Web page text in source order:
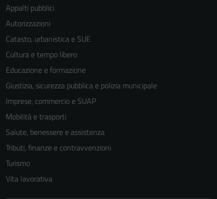
Appalti pubblici
Autorizzazioni
Catasto, urbanistica e SUE
Cultura e tempo libero
Educazione e formazione
Giustizia, sicurezza pubblica e polizia municipale
Imprese, commercio e SUAP
Mobilità e trasporti
Salute, benessere e assistenza
Tributi, finanze e contravvenzioni
Turismo
Vita lavorativa